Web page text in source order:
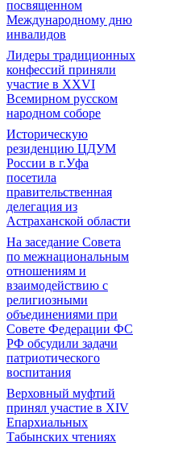
посвященном
Международному дню
инвалидов
Лидеры традиционных
конфессий приняли
участие в XXVI
Всемирном русском
народном соборе
Историческую
резиденцию ЦДУМ
России в г.Уфа
посетила
правительственная
делегация из
Астраханской области
На заседание Совета
по межнациональным
отношениям и
взаимодействию с
религиозными
объединениями при
Совете Федерации ФС
РФ обсудили задачи
патриотического
воспитания
Верховный муфтий
принял участие в ХIV
Епархиальных
Табынских чтениях